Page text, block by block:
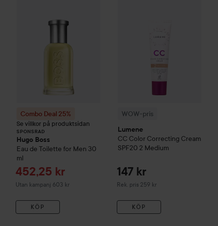
Combo Deal 25%
Se villkor på produktsidan
SPONSRAD
Hugo Boss
Eau de Toilette for Men 30
ml
Reapris
452,25 kr
Utan kampanj 603 kr
KÖP
WOW-pris
Lumene
CC Color Correcting Cream
SPF20 2 Medium
147 kr
Rek. pris 259 kr
Rekommenderat pris 259 kr
KÖP